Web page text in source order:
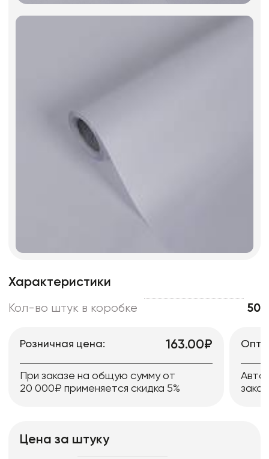
Характеристики
Кол-во штук в коробке 50
Розничная цена: 163.00₽
При заказе на общую сумму от
20 000₽ применяется скидка 5%
Цена за штуку